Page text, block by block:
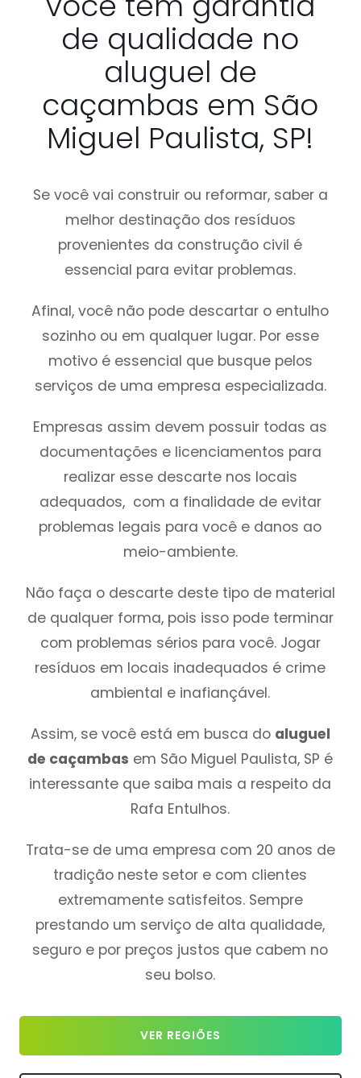
de qualidade no
aluguel de
caçambas em São
Miguel Paulista, SP!
Se você vai construir ou reformar, saber a
melhor destinação dos resíduos
provenientes da construção civil é
essencial para evitar problemas.
Afinal, você não pode descartar o entulho
sozinho ou em qualquer lugar. Por esse
motivo é essencial que busque pelos
serviços de uma empresa especializada.
Empresas assim devem possuir todas as
documentações e licenciamentos para
realizar esse descarte nos locais
adequados, com a finalidade de evitar
problemas legais para você e danos ao
meio-ambiente.
Não faça o descarte deste tipo de material
de qualquer forma, pois isso pode terminar
com problemas sérios para você. Jogar
resíduos em locais inadequados é crime
ambiental e inafiançável.
Assim, se você está em busca do aluguel
de caçambas em São Miguel Paulista, SP é
interessante que saiba mais a respeito da
Rafa Entulhos.
Trata-se de uma empresa com 20 anos de
tradição neste setor e com clientes
extremamente satisfeitos. Sempre
prestando um serviço de alta qualidade,
seguro e por preços justos que cabem no
seu bolso.
VER REGIÕES